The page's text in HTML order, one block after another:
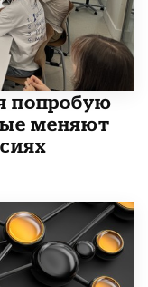
попробую
меняют